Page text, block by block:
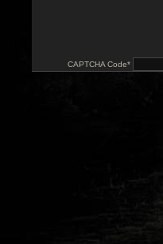
CAPTCHA Code*